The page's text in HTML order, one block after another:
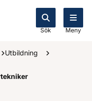
Sök Meny
Utbildning